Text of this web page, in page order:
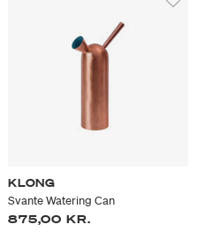
KLONG
Svante Watering Can
875,00 KR.